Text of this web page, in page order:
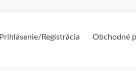
Prihlásenie/Registrácia Obchodné